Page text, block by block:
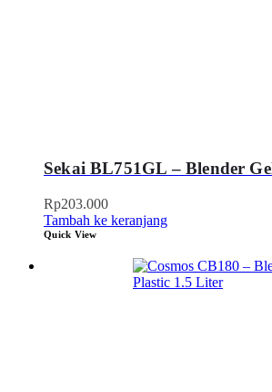
Sekai BL751GL – Blender
Rp203.000
Tambah ke keranjang
Quick View